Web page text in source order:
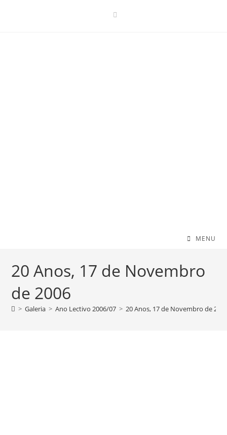
MENU
20 Anos, 17 de Novembro
de 2006
> Galeria > Ano Lectivo 2006/07 > 20 Anos, 17 de Novembro de